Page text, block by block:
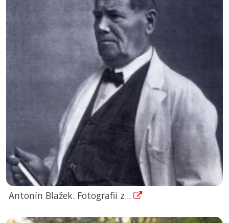
Antonín Blažek. Fotografii z...